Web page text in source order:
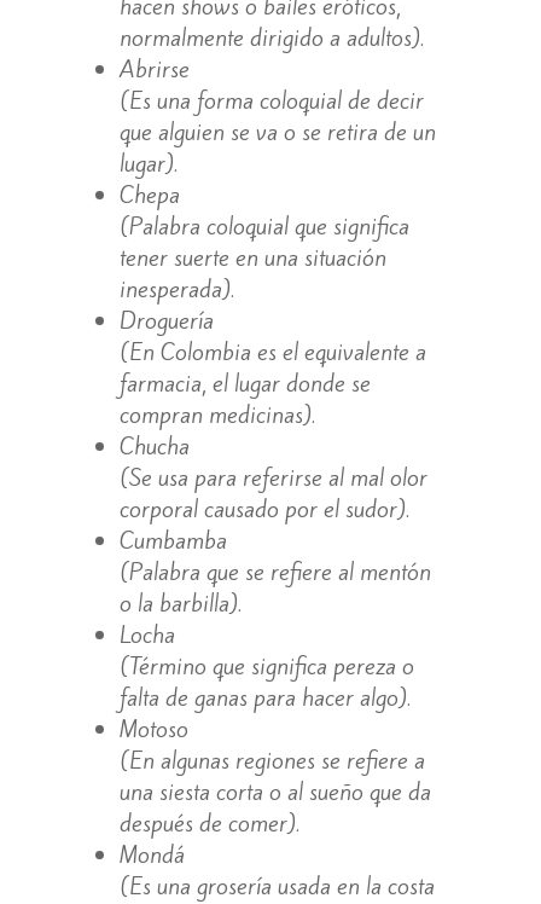
normalmente dirigido a adultos).
Abrirse
(Es una forma coloquial de decir
que alguien se va o se retira de un
lugar).
Chepa
(Palabra coloquial que significa
tener suerte en una situación
inesperada).
Droguería
(En Colombia es el equivalente a
farmacia, el lugar donde se
compran medicinas).
Chucha
(Se usa para referirse al mal olor
corporal causado por el sudor).
Cumbamba
(Palabra que se refiere al mentón
o la barbilla).
Locha
(Término que significa pereza o
falta de ganas para hacer algo).
Motoso
(En algunas regiones se refiere a
una siesta corta o al sueño que da
después de comer).
Mondá
(Es una grosería usada en la costa